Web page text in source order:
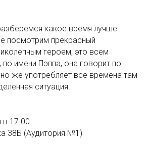
какое время лучше
посмотрим прекрасный
героем, это всем
по имени Пэппа, она говорит по
же употребляет все времена там
ситуация.
в 17.00
38Б (Аудитория №1)